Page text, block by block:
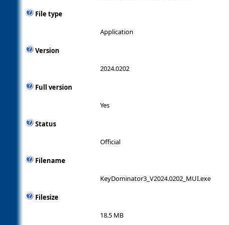
File type
Application
Version
2024.0202
Full version
Yes
Status
Official
Filename
KeyDominator3_V2024.0202_MUI.exe
Filesize
18.5 MB